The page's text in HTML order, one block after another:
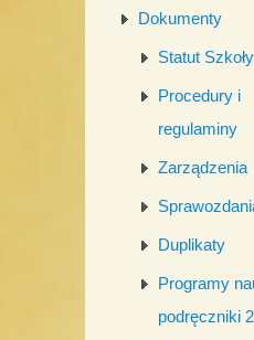
Dokumenty
Statut Szkoły
Procedury i
regulaminy
Zarządzenia
Duplikaty
Programy
podręczniki